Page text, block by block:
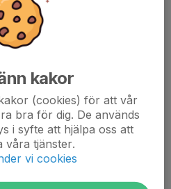
kakor
(cookies) för att vår
bra för dig. De används
i syfte att hjälpa oss att
våra tjänster.
vi cookies